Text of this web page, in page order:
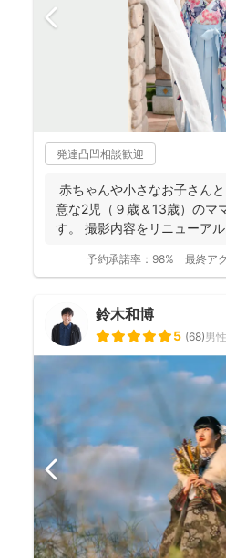
発達凸凹相談歓迎
赤ちゃんや小さなお子さん
意な2児（９歳＆13歳）のマ
す。 撮影内容をリニューア
予約承諾率： 98% 最終ア
鈴木和博
5 (68)男性